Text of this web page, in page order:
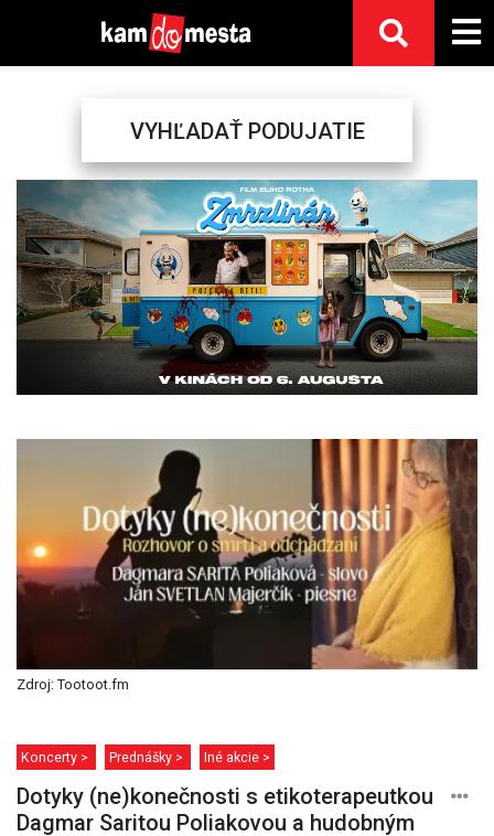
VYHĽADAŤ PODUJATIE
Previous Next
Zdroj: Tootoot.fm
Koncerty > Prednášky > Iné akcie >
Dotyky (ne)konečnosti s etikoterapeutkou
Dagmar Saritou Poliakovou a hudobným